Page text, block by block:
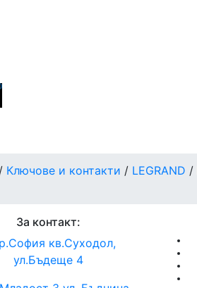
/ Ключове и контакти / LEGRAND /
За контакт:
кв.Суходол,
ул.Бъдеще 4